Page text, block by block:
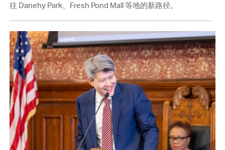
往 Danehy Park、Fresh Pond Mall 等地的新路径。